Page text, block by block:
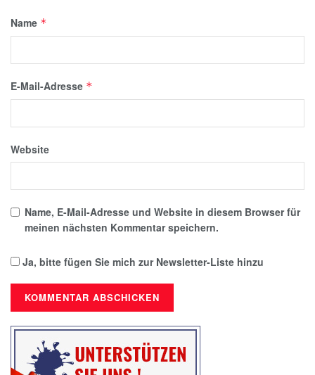
Name *
E-Mail-Adresse *
Website
Name, E-Mail-Adresse und Website in diesem Browser für
meinen nächsten Kommentar speichern.
Ja, bitte fügen Sie mich zur Newsletter-Liste hinzu